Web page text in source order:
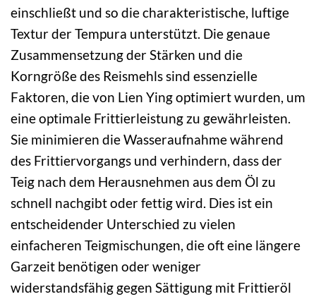
einschließt und so die charakteristische, luftige
Textur der Tempura unterstützt. Die genaue
Zusammensetzung der Stärken und die
Korngröße des Reismehls sind essenzielle
Faktoren, die von Lien Ying optimiert wurden, um
eine optimale Frittierleistung zu gewährleisten.
Sie minimieren die Wasseraufnahme während
des Frittiervorgangs und verhindern, dass der
Teig nach dem Herausnehmen aus dem Öl zu
schnell nachgibt oder fettig wird. Dies ist ein
entscheidender Unterschied zu vielen
einfacheren Teigmischungen, die oft eine längere
Garzeit benötigen oder weniger
widerstandsfähig gegen Sättigung mit Frittieröl